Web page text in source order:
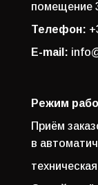
помещение
Телефон:
E-mail:
Режим
Приём
в